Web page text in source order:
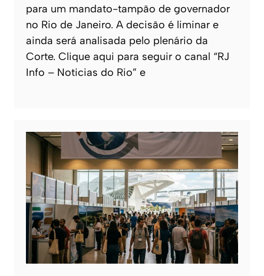
para um mandato-tampão de governador
no Rio de Janeiro. A decisão é liminar e
ainda será analisada pelo plenário da
Corte. Clique aqui para seguir o canal “RJ
Info – Noticias do Rio” e